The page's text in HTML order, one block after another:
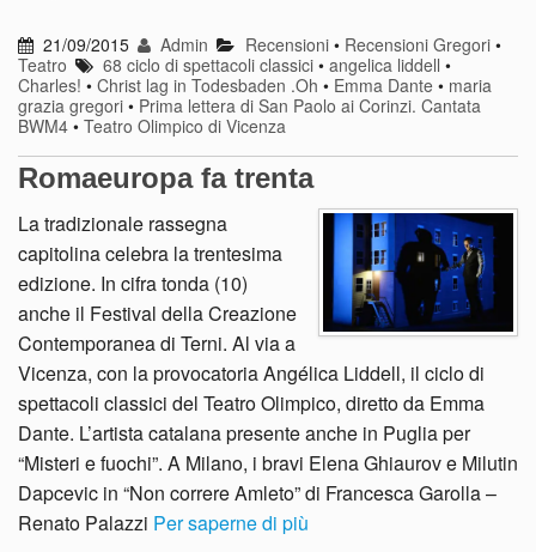
21/09/2015 Admin Recensioni• Recensioni Gregori•
Teatro
68 ciclo di spettacoli classici •angelica liddell •
Charles! • Christ lag in Todesbaden .Oh • Emma Dante • maria
grazia gregori • Prima lettera di San Paolo ai Corinzi. Cantata
BWM4 • Teatro Olimpico di Vicenza
Romaeuropa fa trenta
La tradizionale rassegna
capitolina celebra la trentesima
edizione. In cifra tonda (10)
anche il Festival della Creazione
Contemporanea di Terni. Al via a
Vicenza, con la provocatoria Angélica Liddell, il ciclo di
spettacoli classici del Teatro Olimpico, diretto da Emma
Dante. L’artista catalana presente anche in Puglia per
“Misteri e fuochi”. A Milano, i bravi Elena Ghiaurov e Milutin
Dapcevic in “Non correre Amleto” di Francesca Garolla –
Renato Palazzi Per saperne di più